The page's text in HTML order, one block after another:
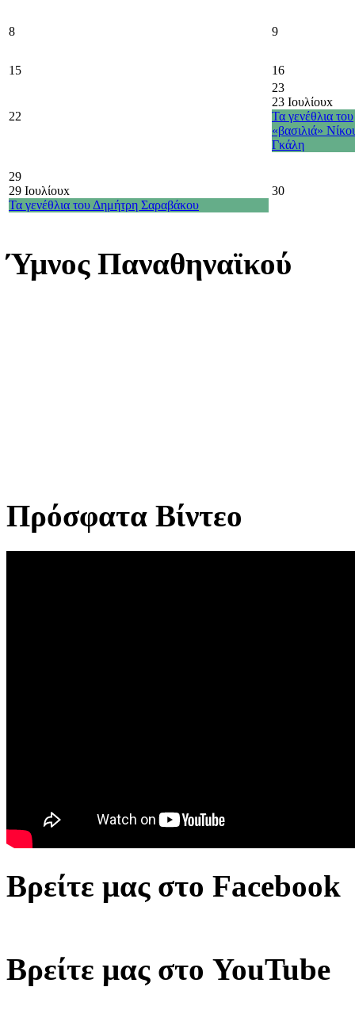
8 9
15 16
22
23
23 Ιουλίουx
Τα γενέθλια του
«βασιλιά»
Γκάλη
29
29 Ιουλίουx
Τα γενέθλια του Δημήτρη Σαραβάκου
30
Ύμνος Παναθηναϊκού
Πρόσφατα Βίντεο
Βρείτε μας στο Facebook
Βρείτε μας στο YouTube